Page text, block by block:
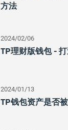
方法
2024/02/06
TP理财版钱包 -
2024/01/13
TP钱包资产是否